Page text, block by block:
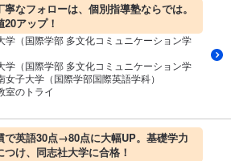
なフォローは、個別指導塾ならでは。
アップ！
学（国際学部 多文化コミュニケーション学
学（国際学部 多文化コミュニケーション学
女子大学（国際学部国際英語学科）
室のトライ
で英語30点→80点に大幅UP。基礎学力
け、同志社大学に合格！